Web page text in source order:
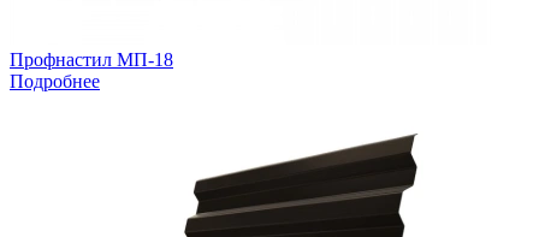
Профнастил МП-18
Подробнее